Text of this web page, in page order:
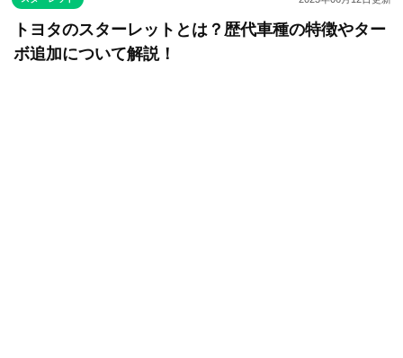
トヨタのスターレットとは？歴代車種の特徴やター
ボ追加について解説！